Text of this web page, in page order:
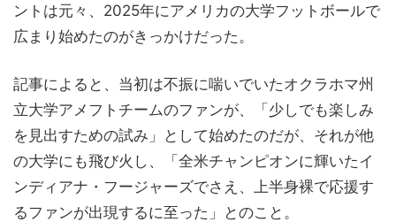
ントは元々、2025年にアメリカの大学フットボールで
広まり始めたのがきっかけだった。
記事によると、当初は不振に喘いでいたオクラホマ州
立大学アメフトチームのファンが、「少しでも楽しみ
を見出すための試み」として始めたのだが、それが他
の大学にも飛び火し、「全米チャンピオンに輝いたイ
ンディアナ・フージャーズでさえ、上半身裸で応援す
るファンが出現するに至った」とのこと。